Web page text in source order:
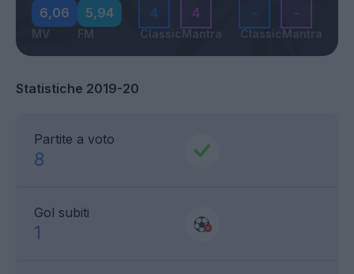
6,06
MV
5,94
FM
4
Classic
4
Mantra
-
Classic
-
Mantra
Statistiche 2019-20
Partite a voto
8
Gol subiti
1